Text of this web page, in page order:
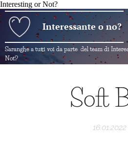
Interesting or Not?
Interessante o no?
Saranghe a tutti voi da parte del team di
Not?
Soft
16.01.2022